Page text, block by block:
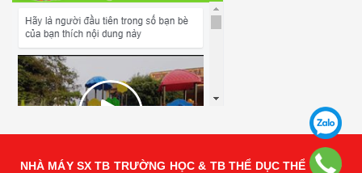
NHÀ MÁY SX TB TRƯỜNG HỌC & TB THỂ DỤC THỂ THAO